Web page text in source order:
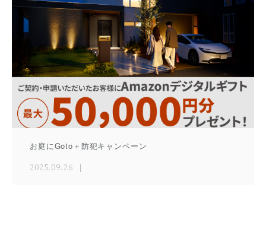
お庭にGoto＋防犯キャンペーン
2025.09.26